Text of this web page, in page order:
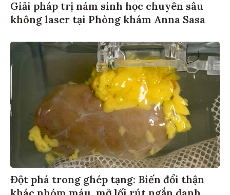
Giải pháp trị nám sinh học chuyên sâu
không laser tại Phòng khám Anna Sasa
Đột phá trong ghép tạng: Biến đổi thận